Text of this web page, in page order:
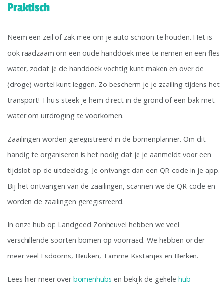
Praktisch
Neem een zeil of zak mee om je auto schoon te houden. Het is
ook raadzaam om een oude handdoek mee te nemen en een fles
water, zodat je de handdoek vochtig kunt maken en over de
(droge) wortel kunt leggen. Zo bescherm je je zaailing tijdens het
transport! Thuis steek je hem direct in de grond of een bak met
water om uitdroging te voorkomen.
Zaailingen worden geregistreerd in de bomenplanner. Om dit
handig te organiseren is het nodig dat je je aanmeldt voor een
tijdslot op de uitdeeldag. Je ontvangt dan een QR-code in je app.
Bij het ontvangen van de zaailingen, scannen we de QR-code en
worden de zaailingen geregistreerd.
In onze hub op Landgoed Zonheuvel hebben we veel
verschillende soorten bomen op voorraad. We hebben onder
meer veel Esdoorns, Beuken, Tamme Kastanjes en Berken.
Lees hier meer overbomenhubs en bekijk de gehele hub-